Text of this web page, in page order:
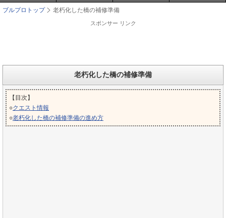
ブルプロトップ 老朽化した橋の補修準備
スポンサー リンク
老朽化した橋の補修準備
【目次】
○クエスト情報
○老朽化した橋の補修準備の進め方